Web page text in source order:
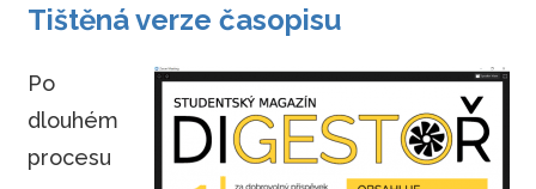
Tištěná verze časopisu
Po
dlouhém
procesu